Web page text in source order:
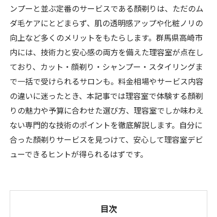
ンプーと並ぶ定番のサービスである顏剃りは、ただのム
ダ毛ケアにとどまらず、肌の透明感アップや化粧ノリの
向上など多くのメリットをもたらします。群馬県高崎市
内には、技術力と安心感の両方を備えた理容室が点在し
ており、カット・顔剃り・シャンプー・スタイリングま
で一括で受けられるサロンも。料金相場やサービス内容
の違いに迷ったとき、本記事では理容室で体験する顏剃
りの魅力や予算に合わせた選び方、理容室でしか味わえ
ない専門的な技術のポイントを徹底解説します。自分に
合った顏剃りサービスを見つけて、安心して理容室デビ
ューできるヒントが得られるはずです。
目次